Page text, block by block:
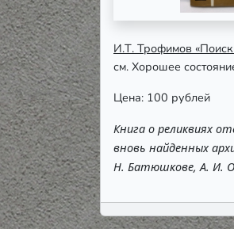
И.Т. Трофимов
см. Хорошее
Цена: 100 рублей
Книга о реликвиях
вновь найденных
Н. Батюшкове, А. И.